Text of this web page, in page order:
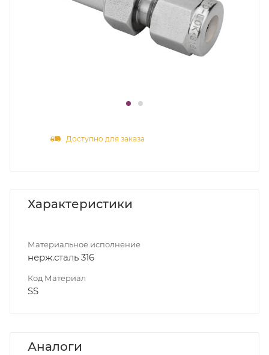
Доступно для заказа
Характеристики
Материальное исполнение
нерж.сталь 316
Код Материал
SS
Аналоги